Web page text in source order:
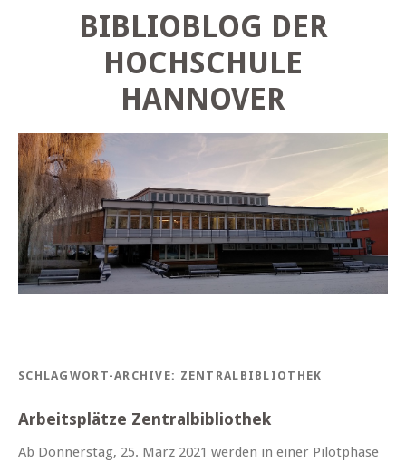
BIBLIOBLOG DER
HOCHSCHULE
HANNOVER
SCHLAGWORT-ARCHIVE: ZENTRALBIBLIOTHEK
Arbeitsplätze Zentralbibliothek
Ab Donnerstag, 25. März 2021 werden in einer Pilotphase